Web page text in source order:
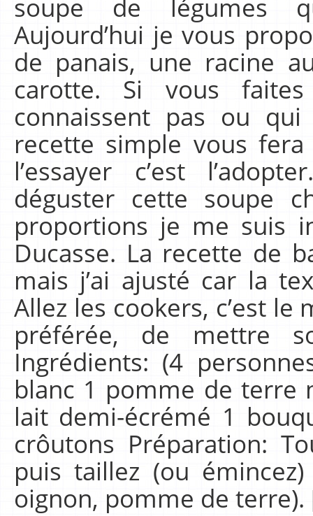
soupe de légumes
Aujourd’hui je vous
de panais, une racine
carotte. Si vous
connaissent pas ou
recette simple vous fera
l’essayer c’est
déguster cette soupe
proportions je me suis
Ducasse. La recette de
mais j’ai ajusté car la
Allez les cookers, c’est
préférée, de mettre
Ingrédients: (4
blanc 1 pomme de terre
lait demi-écrémé 1
crôutons Préparation:
puis taillez (ou
oignon, pomme de terre).